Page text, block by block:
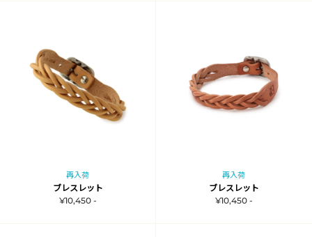
再入荷
ブレスレット
¥10,450 -
再入荷
ブレスレット
¥10,450 -